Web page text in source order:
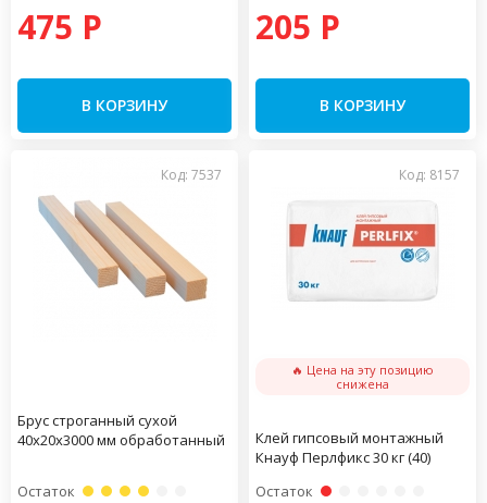
475 P
В КОРЗИНУ
205 P
В КОРЗИНУ
Код: 7537
Брус строганный сухой
40х20х3000 мм обработанный
Остаток
Код: 8157
🔥 Цена на эту позицию
снижена
Клей гипсовый монтажный
Кнауф Перлфикс 30 кг (40)
Остаток